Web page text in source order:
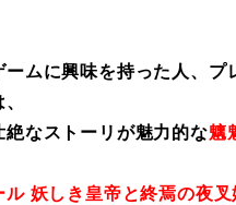
ームに興味を持った人、プ
絶なストーリが魅力的な魑
ル 妖しき皇帝と終焉の夜叉